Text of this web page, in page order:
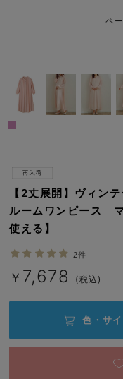
erbaviva（エルバビーバ）
ハレの日に着る
買って正解！高評価レビュー
便利な育児家電
保育園・入園準備特集
入院準備の持ち物チェック
ペ
【2丈展開】ヴィン
ルームワンピース
使える】
2件
￥ 7,678 (税込)
色・サ